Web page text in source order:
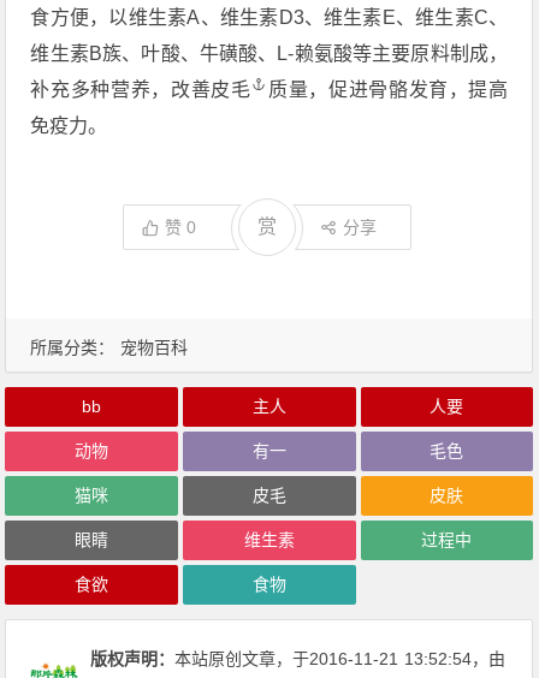
所属分类： 宠物百科
食方便，以维生素A、维生素D3、维生素E、维生素C、
维生素B族、叶酸、牛磺酸、L-赖氨酸等主要原料制成，
补充多种营养，改善皮毛
质量，促进骨骼发育，提高
免疫力。
赞0 赏 分享
bb 主人 人要
动物 有一 毛色
猫咪 皮毛 皮肤
眼睛 维生素 过程中
食欲 食物
版权声明：本站原创文章，于2016-11-21 13:52:54，由